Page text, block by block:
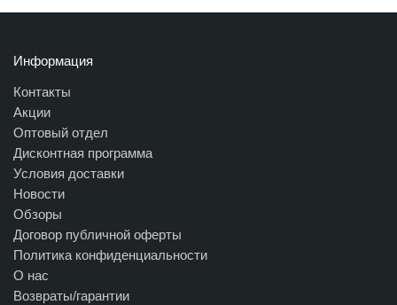
Информация
Контакты
Акции
Оптовый отдел
Дисконтная программа
Условия доставки
Новости
Обзоры
Договор публичной оферты
Политика конфиденциальности
О нас
Возвраты/гарантии